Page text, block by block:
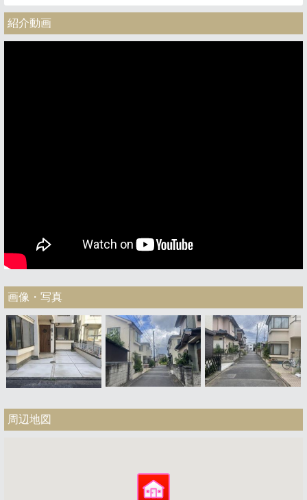
紹介動画
画像・写真
周辺地図